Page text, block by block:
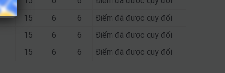
15 6 6
Điểm đã được quy đổi
15 6 6
Điểm đã được quy đổi
15 6 6 Điểm đã được quy đổi